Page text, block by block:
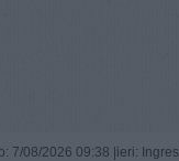
7/08/2026 09:38 | ieri: